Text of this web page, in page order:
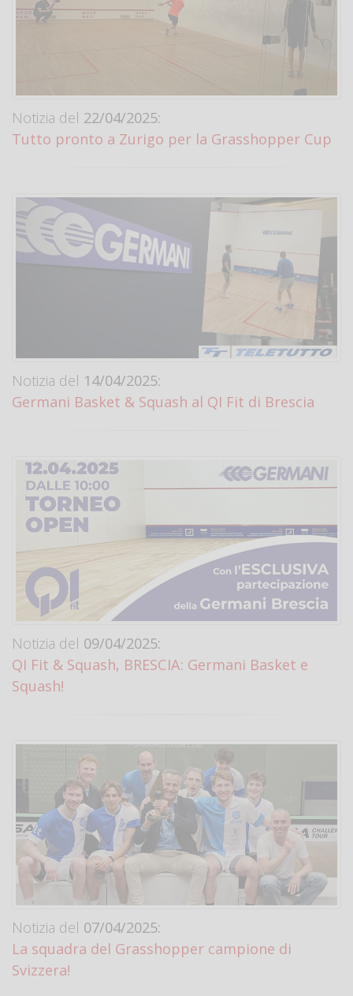
Notizia del 22/04/2025:
Tutto pronto a Zurigo per la Grasshopper Cup
Notizia del 14/04/2025:
Germani Basket & Squash al QI Fit di Brescia
Notizia del 09/04/2025:
QI Fit & Squash, BRESCIA: Germani Basket e
Squash!
Notizia del 07/04/2025:
La squadra del Grasshopper campione di
Svizzera!